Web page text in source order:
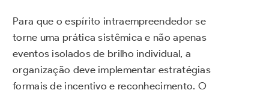
Para que o espírito intraempreendedor se
torne uma prática sistêmica e não apenas
eventos isolados de brilho individual, a
organização deve implementar estratégias
formais de incentivo e reconhecimento. O